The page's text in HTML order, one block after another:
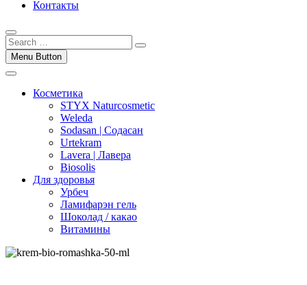
Контакты
Menu Button
Косметика
STYX Naturcosmetic
Weleda
Sodasan | Содасан
Urtekram
Lavera | Лавера
Biosolis
Для здоровья
Урбеч
Ламифарэн гель
Шоколад / какао
Витамины